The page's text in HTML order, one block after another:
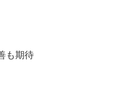
も期待